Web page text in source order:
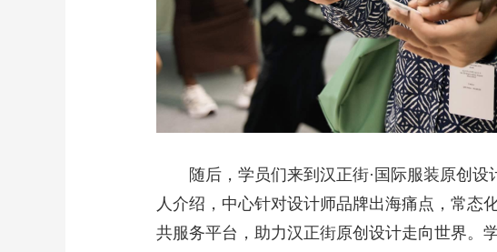
随后，学员们来到汉正街·国际服装原创
人介绍，中心针对设计师品牌出海痛点，常态
共服务平台，助力汉正街原创设计走向世界。